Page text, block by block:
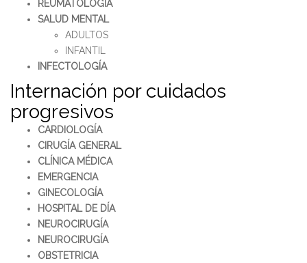
REUMATOLOGÍA
SALUD MENTAL
ADULTOS
INFANTIL
INFECTOLOGÍA
Internación por cuidados
progresivos
CARDIOLOGÍA
CIRUGÍA GENERAL
CLÍNICA MÉDICA
EMERGENCIA
GINECOLOGÍA
HOSPITAL DE DÍA
NEUROCIRUGÍA
NEUROCIRUGÍA
OBSTETRICIA